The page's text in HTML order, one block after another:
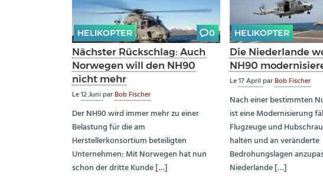
HELIKOPTER 0
Nächster Rückschlag: Auch
Norwegen will den NH90
nicht mehr
Le12 Juni parBob Fischer
Der NH90 wird immer mehr zu einer
Belastung für die am
Herstellerkonsortium beteiligten
Unternehmen: Mit Norwegen hat nun
schon der dritte Kunde […]
HELIKOPTER
Die Niederlande
NH90
Le17 April parBob Fischer
Nach einer bestimmten
ist eine Modernisierung
Flugzeuge und
halten und an veränderte
Bedrohungslagen
Niederlande […]